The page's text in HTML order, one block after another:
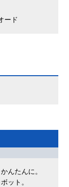
ード
んたんに。
ット。